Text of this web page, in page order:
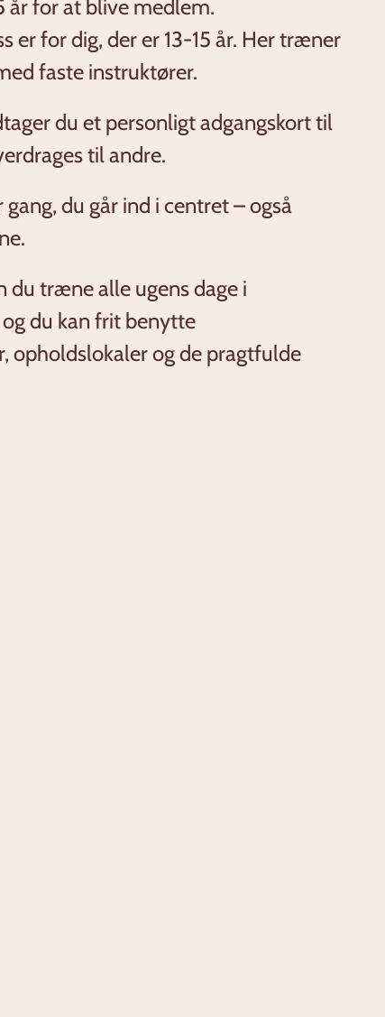
år for at blive medlem.
er for dig, der er 13-15 år. Her træner
faste instruktører.
du et personligt adgangskort til
til andre.
du går ind i centret – også
du træne alle ugens dage i
du kan frit benytte
og de pragtfulde